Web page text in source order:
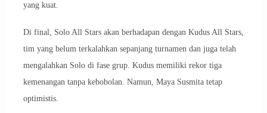
yang kuat.
Di final, Solo All Stars akan berhadapan dengan Kudus All Stars,
tim yang belum terkalahkan sepanjang turnamen dan juga telah
mengalahkan Solo di fase grup. Kudus memiliki rekor tiga
kemenangan tanpa kebobolan. Namun, Maya Susmita tetap
optimistis.